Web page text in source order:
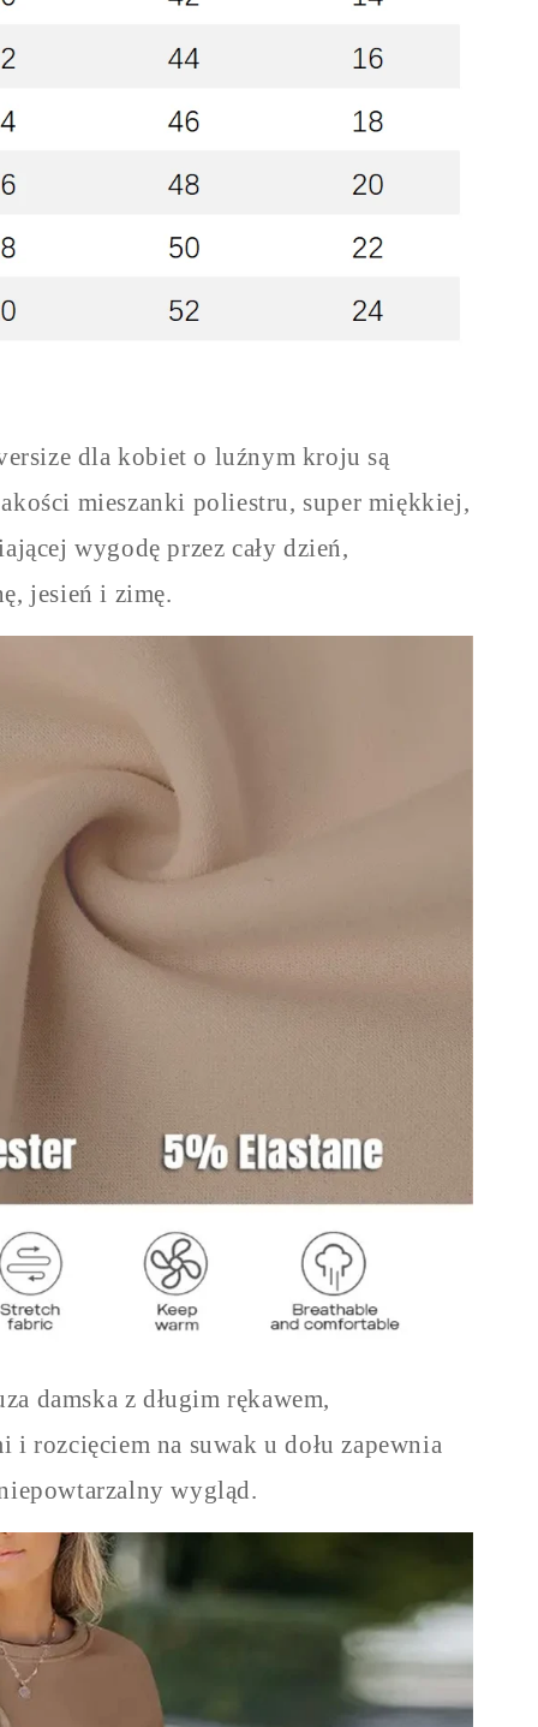
dla kobiet o luźnym kroju są
mieszanki poliestru, super miękkiej,
wygodę przez cały dzień,
jesień i zimę.
damska z długim rękawem,
i rozcięciem na suwak u dołu zapewnia
wygląd.